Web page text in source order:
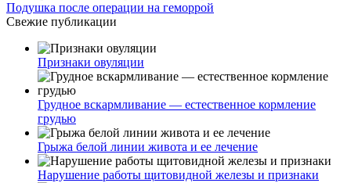
Подушка после операции на геморрой
Свежие публикации
Признаки овуляции
Грудное вскармливание — естественное кормление
грудью
Грыжа белой линии живота и ее лечение
Нарушение работы щитовидной железы и признаки